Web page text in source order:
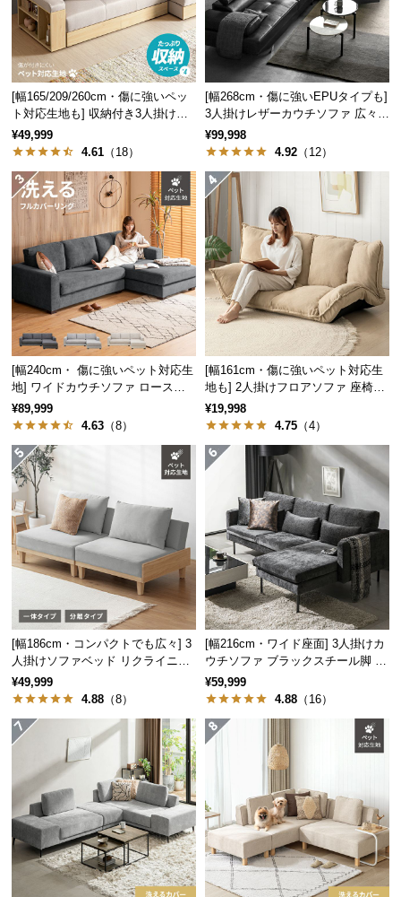
ス
に
つ
い
て
搬
経
路
つ
い
返
品・
キ
ャ
ン
セ
ル
に
つ
い
て
保
に
つ
い
て
会
約
に
つ
い
て
[幅165/209/260cm・傷に強いペッ
ト対応生地も] 収納付き3人掛け多
機能ソファ
¥49,999
4.61 （18）
[幅268cm・傷に強いEPUタイプも]
3人掛けレザーカウチソファ 広々設
計 高級感
¥99,998
4.92 （12）
[幅240cm・ 傷に強いペット対応生
地] ワイドカウチソファ ロースタ
イル
¥89,999
4.63 （8）
[幅161cm・傷に強いペット対応生
地も] 2人掛けフロアソファ 座椅子
タイプ リクライニング
¥19,998
4.75 （4）
[幅186cm・コンパクトでも広々] 3
人掛けソファベッド リクライニン
グ 天然木フレーム 北欧
¥49,999
4.88 （8）
[幅216cm・ワイド座面] 3人掛けカ
ウチソファ ブラックスチール脚 L
字 ホテルライク 高級感
¥59,999
4.88 （16）